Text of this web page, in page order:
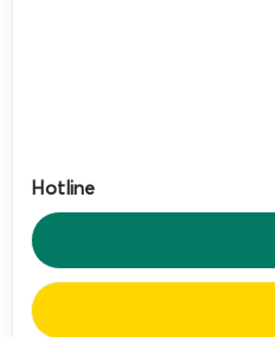
các bộ phận cơ khí, thay thế
dưỡng định kỳ giúp hạn chế
Cân Điện Tử Gia Phát
Hotline